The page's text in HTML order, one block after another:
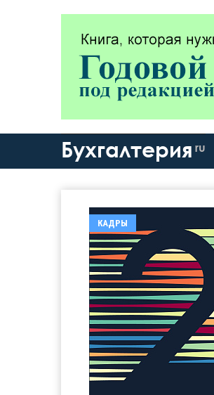
Бухгалтерия ru
КАДРЫ